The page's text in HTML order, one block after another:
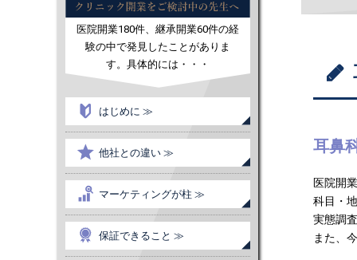
医院開業180件、継承開業60件の経
験の中で発見したことがありま
す。具体的には・・・
はじめに ≫
他社との違い ≫
マーケティングが柱 ≫
保証できること ≫
耳鼻
医院開
科目・
実態調
また、